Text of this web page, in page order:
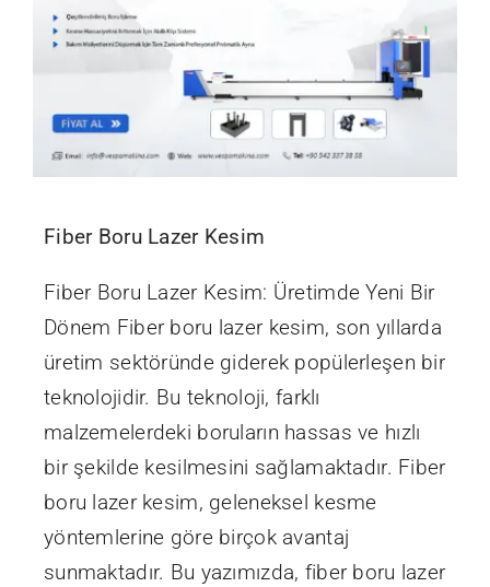
Fiber Boru Lazer Kesim
Fiber Boru Lazer Kesim: Üretimde Yeni Bir
Dönem Fiber boru lazer kesim, son yıllarda
üretim sektöründe giderek popülerleşen bir
teknolojidir. Bu teknoloji, farklı
malzemelerdeki boruların hassas ve hızlı
bir şekilde kesilmesini sağlamaktadır. Fiber
boru lazer kesim, geleneksel kesme
yöntemlerine göre birçok avantaj
sunmaktadır. Bu yazımızda, fiber boru lazer